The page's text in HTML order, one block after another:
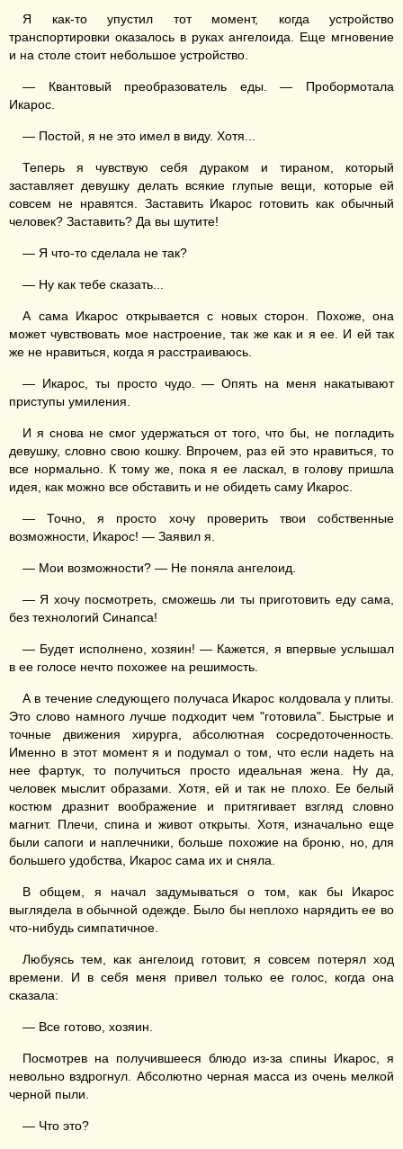
Я как-то упустил тот момент, когда устройство
транспортировки оказалось в руках ангелоида. Еще мгновение
и на столе стоит небольшое устройство.
— Квантовый преобразователь еды. — Пробормотала
Икарос.
— Постой, я не это имел в виду. Хотя...
Теперь я чувствую себя дураком и тираном, который
заставляет девушку делать всякие глупые вещи, которые ей
совсем не нравятся. Заставить Икарос готовить как обычный
человек? Заставить? Да вы шутите!
— Я что-то сделала не так?
— Ну как тебе сказать...
А сама Икарос открывается с новых сторон. Похоже, она
может чувствовать мое настроение, так же как и я ее. И ей так
же не нравиться, когда я расстраиваюсь.
— Икарос, ты просто чудо. — Опять на меня накатывают
приступы умиления.
И я снова не смог удержаться от того, что бы, не погладить
девушку, словно свою кошку. Впрочем, раз ей это нравиться, то
все нормально. К тому же, пока я ее ласкал, в голову пришла
идея, как можно все обставить и не обидеть саму Икарос.
— Точно, я просто хочу проверить твои собственные
возможности, Икарос! — Заявил я.
— Мои возможности? — Не поняла ангелоид.
— Я хочу посмотреть, сможешь ли ты приготовить еду сама,
без технологий Синапса!
— Будет исполнено, хозяин! — Кажется, я впервые услышал
в ее голосе нечто похожее на решимость.
А в течение следующего получаса Икарос колдовала у плиты.
Это слово намного лучше подходит чем "готовила". Быстрые и
точные движения хирурга, абсолютная сосредоточенность.
Именно в этот момент я и подумал о том, что если надеть на
нее фартук, то получиться просто идеальная жена. Ну да,
человек мыслит образами. Хотя, ей и так не плохо. Ее белый
костюм дразнит воображение и притягивает взгляд словно
магнит. Плечи, спина и живот открыты. Хотя, изначально еще
были сапоги и наплечники, больше похожие на броню, но, для
большего удобства, Икарос сама их и сняла.
В общем, я начал задумываться о том, как бы Икарос
выглядела в обычной одежде. Было бы неплохо нарядить ее во
что-нибудь симпатичное.
Любуясь тем, как ангелоид готовит, я совсем потерял ход
времени. И в себя меня привел только ее голос, когда она
сказала:
— Все готово, хозяин.
Посмотрев на получившееся блюдо из-за спины Икарос, я
невольно вздрогнул. Абсолютно черная масса из очень мелкой
черной пыли.
— Что это?